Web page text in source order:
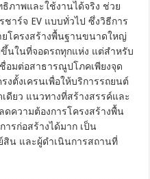
ธิภาพและใช้งานได้จริง ช่วย
าร์จ EV แบบทั่วไป ซึ่งวิธีการ
โครงสร้างพื้นฐานขนาดใหญ่
นในที่จอดรถทุกแห่ง แต่สำหรับ
ชื่อมต่อสาธารณูปโภคเพียงจุด
งตั้งเครนเพื่อให้บริการรถยนต์
ดียว แนวทางที่สร้างสรรค์และ
ความต้องการโครงสร้างพื้น
รก่อสร้างได้มาก เป็น
น และผู้ดำเนินการสถานที่